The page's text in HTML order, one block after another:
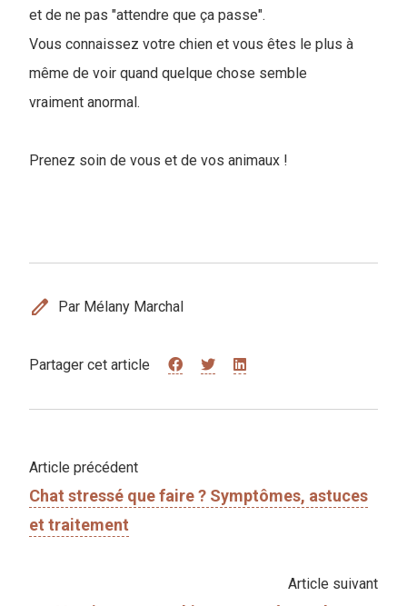
et de ne pas "attendre que ça passe".
Vous connaissez votre chien et vous êtes le plus à
même de voir quand quelque chose semble
vraiment anormal.
Prenez soin de vous et de vos animaux !
edit Par Mélany Marchal
Partager cet article
Article précédent
Chat stressé que faire ? Symptômes, astuces
et traitement
Article suivant